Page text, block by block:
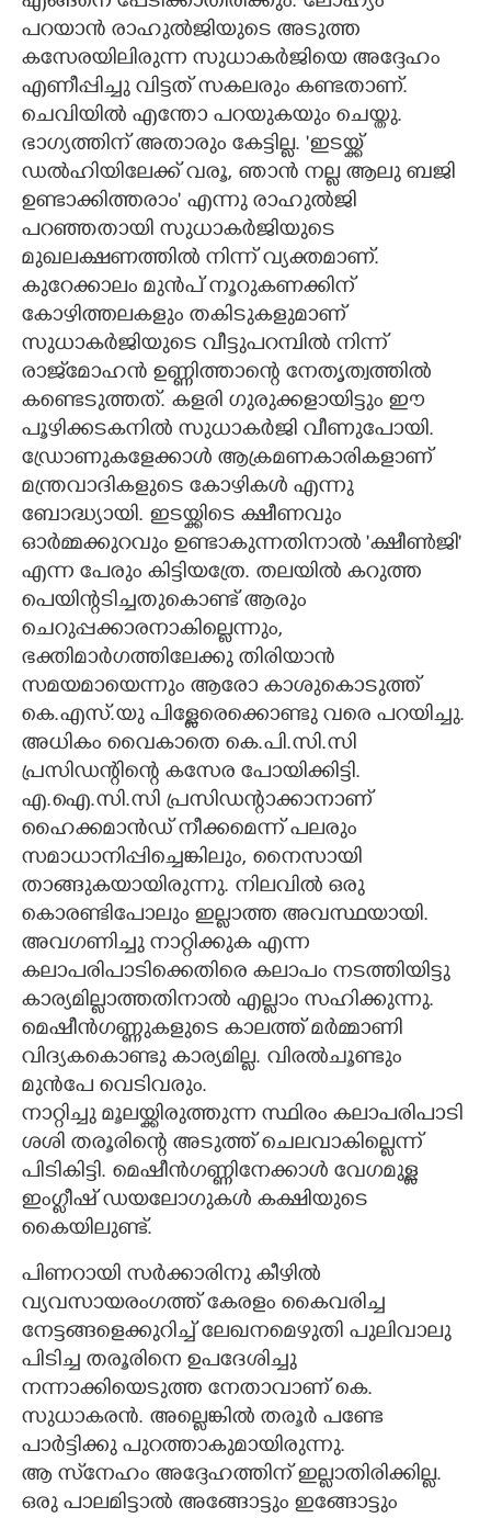
പറയാൻ രാഹുൽജിയുടെ അടുത്ത
കസേരയിലിരുന്ന സുധാകർജിയെ അദ്ദേഹം
എണീപ്പിച്ചു വിട്ടത് സകലരും കണ്ടതാണ്.
ചെവിയിൽ എന്തോ പറയുകയും ചെയ്തു.
ഭാഗ്യത്തിന് അതാരും കേട്ടില്ല. 'ഇടയ്ക്ക്
ഡൽഹിയിലേക്ക് വരൂ, ഞാൻ നല്ല ആലു ബജി
ഉണ്ടാക്കിത്തരാം" എന്നു രാഹുൽജി
പറഞ്ഞതായി സുധാകർജിയുടെ
മുഖലക്ഷണത്തിൽ നിന്ന് വ്യക്തമാണ്.
കുറേക്കാലം മുൻപ് നൂറുകണക്കിന്
കോഴിത്തലകളും തകിടുകളുമാണ്
സുധാകർജിയുടെ വീട്ടുപറമ്പിൽ നിന്ന്
രാജ്‌മോഹൻ ഉണ്ണിത്താന്റെ നേതൃത്വത്തിൽ
കണ്ടെടുത്തത്. കളരി ഗുരുക്കളായിട്ടും ഈ
പൂഴിക്കടകനിൽ സുധാകർജി വീണുപോയി.
ഡ്രോണുകളേക്കാൾ ആക്രമണകാരികളാണ്
മന്ത്രവാദികളുടെ കോഴികൾ എന്നു
ബോദ്ധ്യായി. ഇടയ്ക്കിടെ ക്ഷീണവും
ഓർമ്മക്കുറവും ഉണ്ടാകുന്നതിനാൽ 'ക്ഷീൺജി"
എന്ന പേരും കിട്ടിയത്രേ. തലയിൽ കറുത്ത
പെയിന്റടിച്ചതുകൊണ്ട് ആരും
ചെറുപ്പക്കാരനാകില്ലെന്നും,
ഭക്തിമാർഗത്തിലേക്കു തിരിയാൻ
സമയമായെന്നും ആരോ കാശുകൊടുത്ത്
കെ.എസ്.യു പിള്ളേരെക്കൊണ്ടു വരെ പറയിച്ചു.
അധികം വൈകാതെ കെ.പി.സി.സി
പ്രസിഡന്റിന്റെ കസേര പോയിക്കിട്ടി.
എ.ഐ.സി.സി പ്രസിഡന്റാക്കാനാണ്
ഹൈക്കമാൻഡ് നീക്കമെന്ന് പലരും
സമാധാനിപ്പിച്ചെങ്കിലും, നൈസായി
താങ്ങുകയായിരുന്നു. നിലവിൽ ഒരു
കൊരണ്ടിപോലും ഇല്ലാത്ത അവസ്ഥയായി.
അവഗണിച്ചു നാറ്റിക്കുക എന്ന
കലാപരിപാടിക്കെതിരെ കലാപം നടത്തിയിട്ടു
കാര്യമില്ലാത്തതിനാൽ എല്ലാം സഹിക്കുന്നു.
മെഷീൻഗണ്ണുകളുടെ കാലത്ത് മർമ്മാണി
വിദ്യകകൊണ്ടു കാര്യമില്ല. വിരൽചൂണ്ടും
മുൻപേ വെടിവരും.
നാറ്റിച്ചു മൂലയ്ക്കിരുത്തുന്ന സ്ഥിരം കലാപരിപാടി
ശശി തരൂരിന്റെ അടുത്ത് ചെലവാകില്ലെന്ന്
പിടികിട്ടി. മെഷീൻഗണ്ണിനേക്കാൾ വേഗമുള്ള
ഇംഗ്ലീഷ് ഡയലോഗുകൾ കക്ഷിയുടെ
കൈയിലുണ്ട്.
പിണറായി സർക്കാരിനു കീഴിൽ
വ്യവസായരംഗത്ത് കേരളം കൈവരിച്ച
നേട്ടങ്ങളെക്കുറിച്ച് ലേഖനമെഴുതി പുലിവാലു
പിടിച്ച തരൂരിനെ ഉപദേശിച്ചു
നന്നാക്കിയെടുത്ത നേതാവാണ് കെ.
സുധാകരൻ. അല്ലെങ്കിൽ തരൂർ പണ്ടേ
പാർട്ടിക്കു പുറത്താകുമായിരുന്നു.
ആ സ്‌നേഹം അദ്ദേഹത്തിന് ഇല്ലാതിരിക്കില്ല.
ഒരു പാലമിട്ടാൽ അങ്ങോട്ടും ഇങ്ങോട്ടും